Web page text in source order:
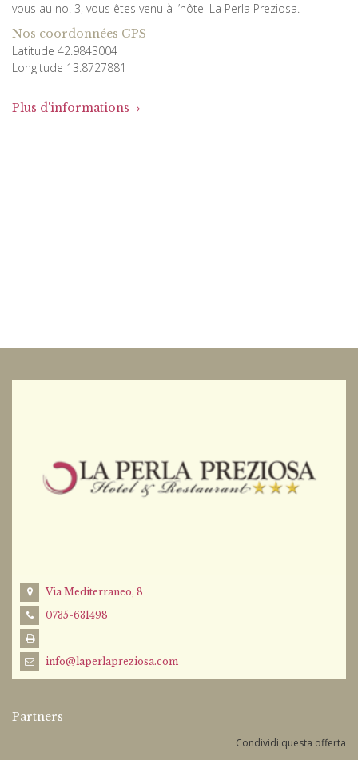
vous au no. 3, vous êtes venu à l’hôtel La Perla Preziosa.
Nos coordonnées GPS
Latitude 42.9843004
Longitude 13.8727881
Plus d'informations
Via Mediterraneo, 8
0735-631498
info@laperlapreziosa.com
Partners
Condividi questa offerta